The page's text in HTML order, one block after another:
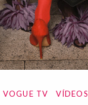
VOGUE TV VÍDEOS